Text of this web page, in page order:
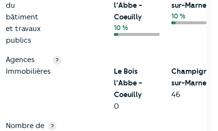
du
bâtiment
et travaux
publics
l'Abbe -
Coeuilly
10 %
sur-Marne
10 %
Agences
Immobilières
?
Le Bois
l'Abbe -
Coeuilly
0
Champigny-
sur-Marne
46
Nombre de
?